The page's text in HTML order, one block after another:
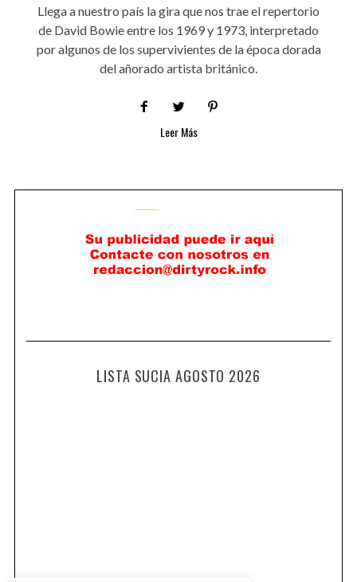
Llega a nuestro país la gira que nos trae el repertorio
de David Bowie entre los 1969 y 1973, interpretado
por algunos de los supervivientes de la época dorada
del añorado artista británico.
Leer Más
LISTA SUCIA AGOSTO 2026